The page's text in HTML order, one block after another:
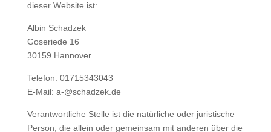
dieser Website ist:
Albin Schadzek
Goseriede 16
30159 Hannover
Telefon: 01715343043
E-Mail: a-@schadzek.de
Verantwortliche Stelle ist die natürliche oder juristische
Person, die allein oder gemeinsam mit anderen über die